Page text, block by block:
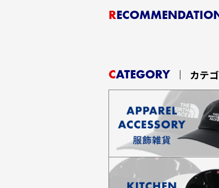
CATEGORY カテ